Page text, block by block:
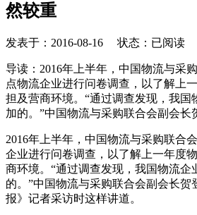
然较重
发表于： 2016-08-16 状态：已阅读
导读：2016年上半年，中国物流与采
点物流企业进行问卷调查，以了解上
担及营商环境。“通过调查发现，我国
加的。”中国物流与采购联合会副会长
2016年上半年，中国物流与采购联合
企业进行问卷调查，以了解上一年度
商环境。“通过调查发现，我国物流企
的。”中国物流与采购联合会副会长贺
报》记者采访时这样讲道。